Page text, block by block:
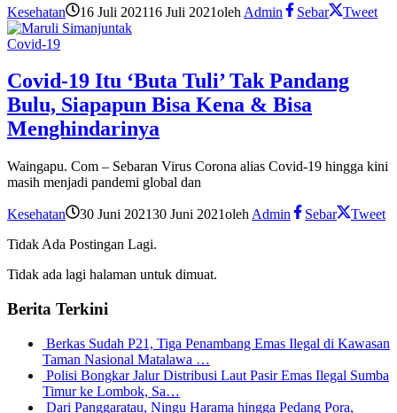
Kesehatan 16 Juli 202116 Juli 2021oleh Admin Sebar Tweet
Covid-19
Covid-19 Itu ‘Buta Tuli’ Tak Pandang
Bulu, Siapapun Bisa Kena & Bisa
Menghindarinya
Waingapu. Com – Sebaran Virus Corona alias Covid-19 hingga kini
masih menjadi pandemi global dan
Kesehatan 30 Juni 202130 Juni 2021oleh Admin Sebar
Tweet
Tidak Ada Postingan Lagi.
Tidak ada lagi halaman untuk dimuat.
Berita Terkini
Berkas Sudah P21, Tiga Penambang Emas Ilegal di Kawasan
Taman Nasional Matalawa …
Polisi Bongkar Jalur Distribusi Laut Pasir Emas Ilegal Sumba
Timur ke Lombok, Sa…
Dari Panggaratau, Ningu Harama hingga Pedang Pora,